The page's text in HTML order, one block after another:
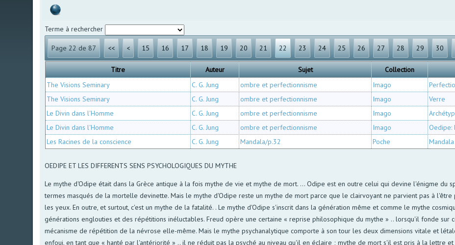
Terme à rechercher
Page 22 de 87 << < 15 16 17 18 19 20 21 22 23 24 25 26 27 28 29 30
Titre Auteur Sujet Collection
The Visions Seminary
C. G. Jung ombre et perfectionnisme Imago
The Visions Seminary
C. G. Jung ombre et perfectionnisme Imago
Verre
Le Divin dans l'Homme
C. G. Jung ombre et perfectionnisme Imago
Le Divin dans l'Homme
C. G. Jung ombre et perfectionnisme Imago
Oedipe:
Les Racines de la conscience
C. G. Jung Mandala/p.32 Poche Mandala
OEDIPE ET LES DIFFERENTS SENS PSYCHOLOGIQUES DU MYTHE
Le mythe d'Odipe était dans la Grèce antique à la fois mythe de vie et mythe de mort. ... Odipe est en outre celui qui devine l'énigme du
termes masqués de la mortelle devinette. Mais le mythe d'Odipe reste un mythe de mort parce que le clairvoyant ne parvient pas à
les yeux. En outre, et surtout, c'est un mythe de la fatalité. . Le mythe d'Odipe s'inscrit dans la génération même et comme le mythe
générations englouties et des répétitions inéluctables. Freud opère une certaine « reprise philosophique du mythe » .. lorsqu'il fonde sur
mécanisme de répétition de la névrose elle-même. Mais le mythe psychanalytique comporte à son tour les deux dimensions vitale et
enfoui, en tant que « hanté par l'antériorité » .. il ne réduit pas la psyché au niveau qu'il en éclaire ; mythe de mort s'il est pris à la lettre